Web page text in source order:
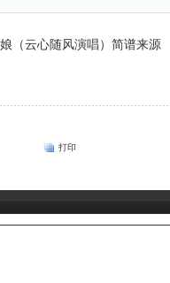
（云心随风演唱）简谱来源
打印